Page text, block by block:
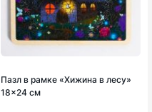
Пазл в рамке «Хижина в лесу»
18×24 см